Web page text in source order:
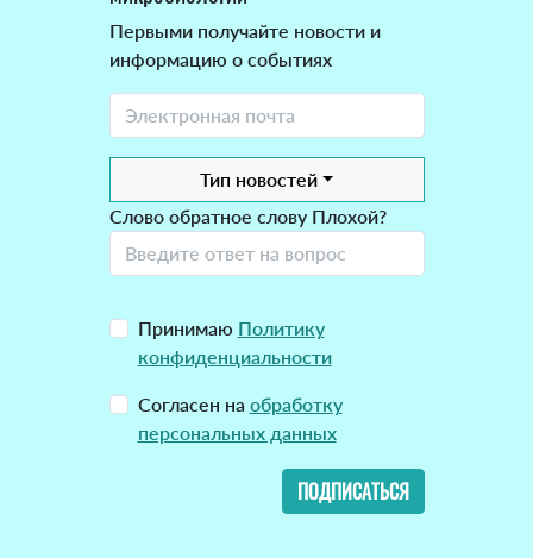
Первыми получайте новости и
информацию о событиях
Тип новостей
Слово обратное слову Плохой?
Принимаю Политику
конфиденциальности
Согласен на обработку
персональных данных
ПОДПИСАТЬСЯ